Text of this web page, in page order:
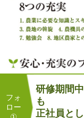
フォ
ロー
研修期間中
も
正社員とし